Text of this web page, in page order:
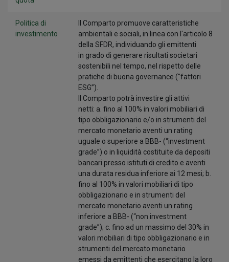
Politica di
investimento
Il Comparto promuove caratteristiche
ambientali e sociali, in linea con l'articolo 8
della SFDR, individuando gli emittenti
in grado di generare risultati societari
sostenibili nel tempo, nel rispetto delle
pratiche di buona governance ("fattori
ESG”).
Il Comparto potrà investire gli attivi
netti: a. fino al 100% in valori mobiliari di
tipo obbligazionario e/o in strumenti del
mercato monetario aventi un rating
uguale o superiore a BBB- (“investment
grade”) o in liquidità costituite da depositi
bancari presso istituti di credito e aventi
una durata residua inferiore ai 12 mesi; b.
fino al 100% in valori mobiliari di tipo
obbligazionario e in strumenti del
mercato monetario aventi un rating
inferiore a BBB- (“non investment
grade”); c. fino ad un massimo del 30% in
valori mobiliari di tipo obbligazionario e in
strumenti del mercato monetario
emessi da emittenti che esercitano la loro